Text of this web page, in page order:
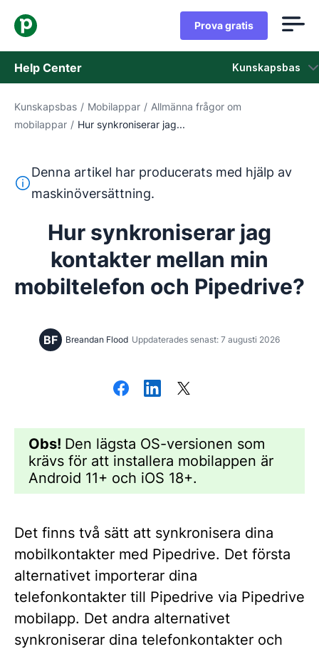
Prova gratis
Help Center Kunskapsbas
Kunskapsbas
Kontaka kundtjänst
Kunskapsbas / Mobilappar / Allmänna frågor om
mobilappar / Hur synkroniserar jag...
Denna text har översatts från engelska med hjälp av
Denna artikel har producerats med hjälp av
maskinöversättning.
Hur synkroniserar jag
kontakter mellan min
mobiltelefon och Pipedrive?
BF Breandan Flood Uppdaterades senast: 7 augusti 2026
Obs! Den lägsta OS-versionen som
krävs för att installera mobilappen är
Android 11+ och iOS 18+.
Det finns två sätt att synkronisera dina
mobilkontakter med Pipedrive. Det första
alternativet importerar dina
telefonkontakter till Pipedrive via Pipedrive
mobilapp. Det andra alternativet
synkroniserar dina telefonkontakter och